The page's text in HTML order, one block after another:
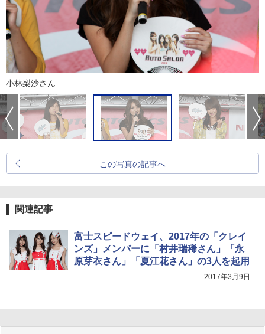
小林梨沙さん
この写真の記事へ
関連記事
富士スピードウェイ、2017年の「クレイ
ンズ」メンバーに「村井瑞稀さん」「永
原芽衣さん」「夏江花さん」の3人を起用
2017年3月9日